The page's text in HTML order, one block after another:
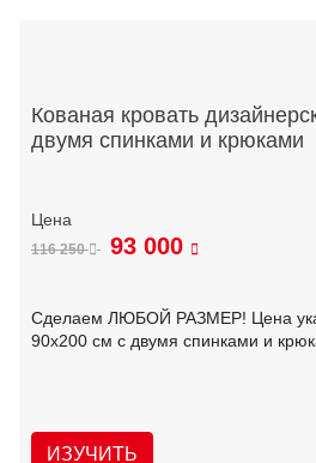
Кованая кровать
двумя спинками и крюками
116 250 93 000
Сделаем ЛЮБОЙ РАЗМЕР! Цена
90х200 см с двумя спинками и
ИЗУЧИТЬ